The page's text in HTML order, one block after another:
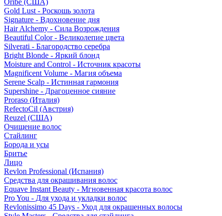
Oribe (США)
Gold Lust - Роскошь золота
Signature - Вдохновение дня
Hair Alchemy - Сила Возрождения
Beautiful Color - Великолепие цвета
Silverati - Благородство серебра
Bright Blonde - Яркий блонд
Moisture and Control - Источник красоты
Magnificent Volume - Магия объема
Serene Scalp - Истинная гармония
Supershine - Драгоценное сияние
Proraso (Италия)
RefectoCil (Австрия)
Reuzel (США)
Очищение волос
Стайлинг
Борода и усы
Бритье
Лицо
Revlon Professional (Испания)
Средства для окрашивания волос
Equave Instant Beauty - Мгновенная красота волос
Pro You - Для ухода и укладки волос
Revlonissimo 45 Days - Уход для окрашенных волосы